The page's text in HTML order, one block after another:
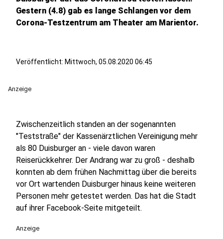
Gestern (4.8) gab es lange Schlangen vor dem
Corona-Testzentrum am Theater am Marientor.
Veröffentlicht: Mittwoch, 05.08.2020 06:45
Anzeige
Zwischenzeitlich standen an der sogenannten
"Teststraße" der Kassenärztlichen Vereinigung mehr
als 80 Duisburger an - viele davon waren
Reiserückkehrer. Der Andrang war zu groß - deshalb
konnten ab dem frühen Nachmittag über die bereits
vor Ort wartenden Duisburger hinaus keine weiteren
Personen mehr getestet werden. Das hat die Stadt
auf ihrer Facebook-Seite mitgeteilt.
Anzeige